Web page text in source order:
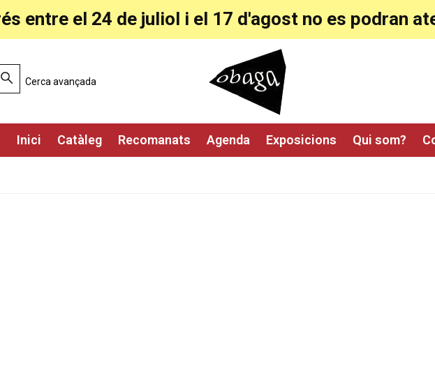
entre el 24 de juliol i el 17 d'agost no es podran
Inici Catàleg Recomanats Agenda Exposicions Qui som?
Cerca avançada